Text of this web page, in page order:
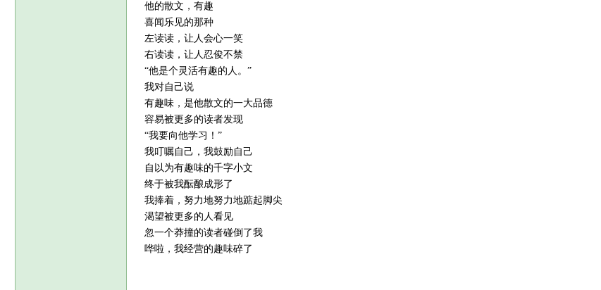
他的散文，有趣
喜闻乐见的那种
左读读，让人会心一笑
右读读，让人忍俊不禁
“他是个灵活有趣的人。”
我对自己说
有趣味，是他散文的一大品德
容易被更多的读者发现
“我要向他学习！”
我叮嘱自己，我鼓励自己
自以为有趣味的千字小文
终于被我酝酿成形了
我捧着，努力地努力地踮起脚尖
渴望被更多的人看见
忽一个莽撞的读者碰倒了我
哗啦，我经营的趣味碎了